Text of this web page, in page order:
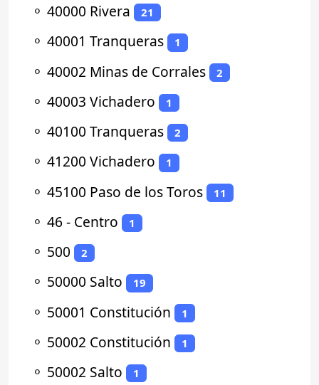
⚬ 40000 Rivera 21
⚬ 40001 Tranqueras 1
⚬ 40002 Minas de Corrales 2
⚬ 40003 Vichadero 1
⚬ 40100 Tranqueras 2
⚬ 41200 Vichadero 1
⚬ 45100 Paso de los Toros 11
⚬ 46 - Centro 1
⚬ 500 2
⚬ 50000 Salto 19
⚬ 50001 Constitución 1
⚬ 50002 Constitución 1
⚬ 50002 Salto 1